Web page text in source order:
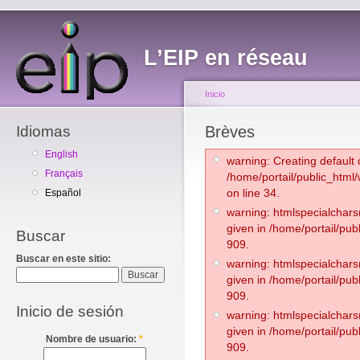
L’EIP en réseau
Idiomas
English
Français
Español
Buscar
Buscar en este sitio:
Inicio de sesión
Nombre de usuario: *
Inicio
Brèves
warning: Creating default
/home/portail/
on line 34.
warning:
given in /home/portail/
909.
warning:
given in /home/portail/
909.
warning:
given in /home/portail/
909.